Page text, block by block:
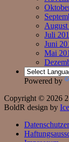
Juli
Juni
Mai
Powered by
Copyright © 2026
BoldR design by